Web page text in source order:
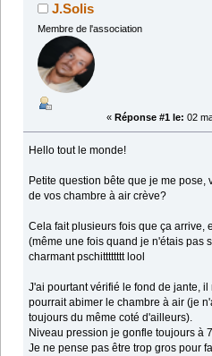
J.Solis
Membre de l'association
« Réponse #1 le: 02
Hello tout le monde!
Petite question bête que je me pose,
de vos chambre à air crève?
Cela fait plusieurs fois que ça arrive,
(même une fois quand je n'étais pas
charmant pschitttttttt lool
J'ai pourtant vérifié le fond de jante,
pourrait abimer le chambre à air (je
toujours du même coté d'ailleurs).
Niveau pression je gonfle toujours à
Je ne pense pas être trop gros pour